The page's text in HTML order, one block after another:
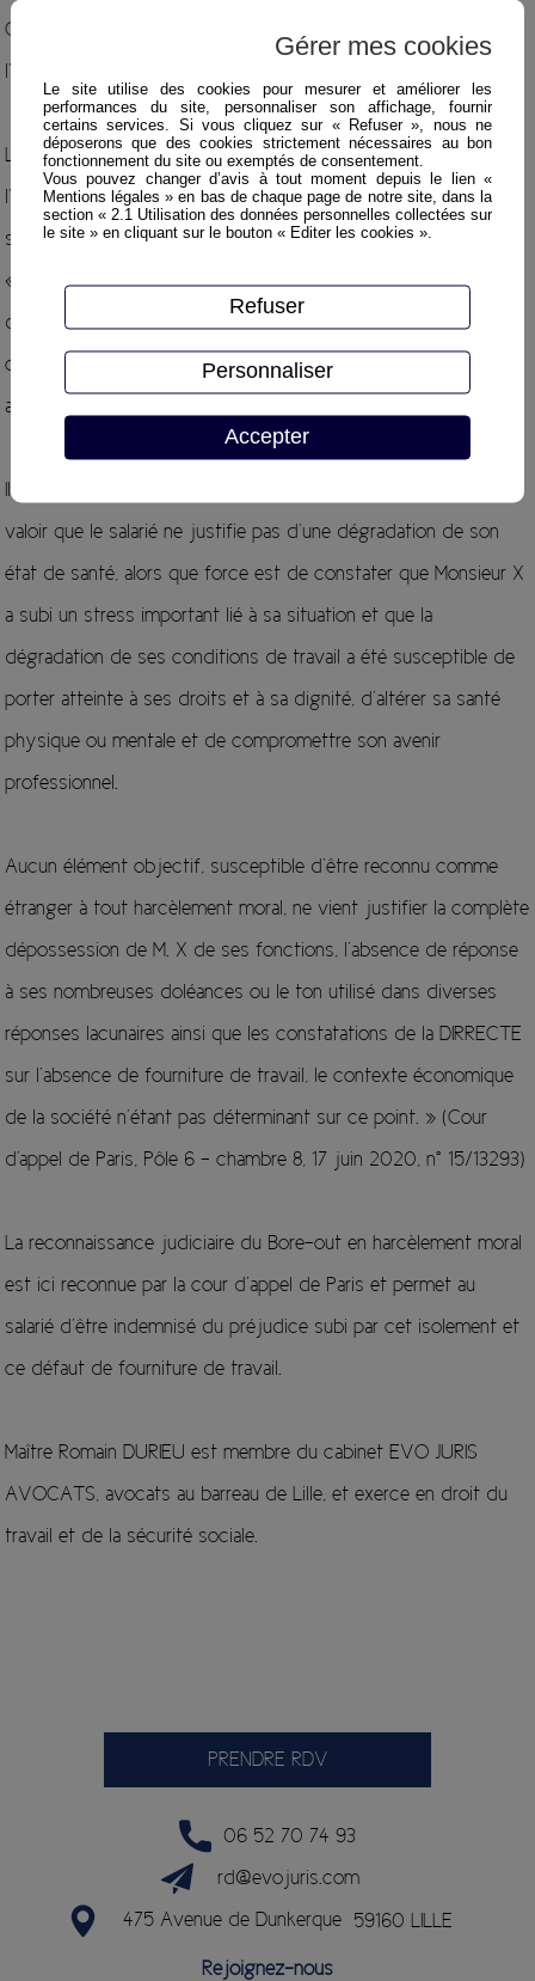
Cet isolement et l’absence de travail avaient été constatés par
l’Inspection du travail.
La cour d’appel donne raison ici au salarié, en soulignant que
l’employeur n’avait apporté aucune réponse aux plaintes du
salarié concernant l’absence de travail :
« Il est établi que M. X a fait part en vain, à plusieurs reprises,
de sa désapprobation et des difficultés psychologiques que
cette situation entraînait mais qu’aucune réponse ne lui a été
apportée.
Il apparait en conséquence que Me G-H n’est pas fondé à faire
valoir que le salarié ne justifie pas d’une dégradation de son
état de santé, alors que force est de constater que Monsieur X
a subi un stress important lié à sa situation et que la
dégradation de ses conditions de travail a été susceptible de
porter atteinte à ses droits et à sa dignité, d’altérer sa santé
physique ou mentale et de compromettre son avenir
professionnel.
Aucun élément objectif, susceptible d’être reconnu comme
étranger à tout harcèlement moral, ne vient justifier la complète
dépossession de M. X de ses fonctions, l’absence de réponse
à ses nombreuses doléances ou le ton utilisé dans diverses
réponses lacunaires ainsi que les constatations de la DIRRECTE
sur l’absence de fourniture de travail, le contexte économique
de la société n’étant pas déterminant sur ce point. » (Cour
d'appel de Paris, Pôle 6 - chambre 8, 17 juin 2020, n° 15/13293)
La reconnaissance judiciaire du Bore-out en harcèlement moral
est ici reconnue par la cour d’appel de Paris et permet au
salarié d’être indemnisé du préjudice subi par cet isolement et
ce défaut de fourniture de travail.
Maître Romain DURIEU est membre du cabinet EVO JURIS
AVOCATS, avocats au barreau de Lille, et exerce en droit du
travail et de la sécurité sociale.
PRENDRE RDV
06 52 70 74 93
rd@evojuris.com
475 Avenue de Dunkerque 59160 LILLE
Rejoignez-nous
Gérer mes cookies
Le site utilise des cookies pour mesurer et améliorer les
performances du site, personnaliser son affichage, fournir
certains services. Si vous cliquez sur « Refuser », nous ne
déposerons que des cookies strictement nécessaires au bon
fonctionnement du site ou exemptés de consentement.
Vous pouvez changer d’avis à tout moment depuis le lien «
Mentions légales » en bas de chaque page de notre site, dans la
section « 2.1 Utilisation des données personnelles collectées sur
le site » en cliquant sur le bouton « Editer les cookies ».
Accepter
Refuser
Personnaliser